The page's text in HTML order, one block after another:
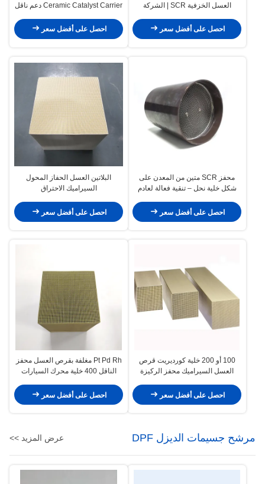
العسل الخزفية SCR | الشركة
احصل على أفضل سعر
Ceramic Catalyst Carrier دعم ناقل
احصل على أفضل سعر
محفز SCR متين من المعدن على
شكل خلية نحل – تنقية فعالة لعادم
احصل على أفضل سعر
البلاتين العسل الحفاز المحول
السيراميك الاحتراق
احصل على أفضل سعر
100 أو 200 خلية كورديريت قرص
العسل السيراميك محفز الركيزة
احصل على أفضل سعر
Pt Pd Rh مغلفة بقرص العسل محفز
الناقل 400 خلية محرك السيارات
احصل على أفضل سعر
مرشح جسيمات الديزل DPF عرض المزيد >>